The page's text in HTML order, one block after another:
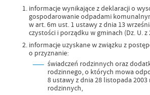
informacje wynikające z deklaracji o
gospodarowanie odpadami
w art. 6m ust. 1 ustawy z dnia 13
czystości i porządku w gminach (Dz. U. z
informacje uzyskane w związku z
o przyznanie:
świadczeń rodzinnych oraz
rodzinnego, o których mowa
8 ustawy z dnia 28 listopada 2003
rodzinnych,